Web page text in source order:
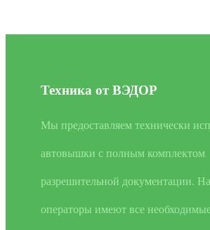
Техника от ВЭДОР
Мы предоставляем технически
автовышки с полным комплектом
разрешительной документации.
операторы имеют все